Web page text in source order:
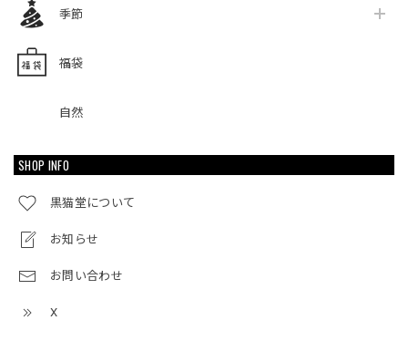
季節
福袋
自然
SHOP INFO
黒猫堂について
お知らせ
お問い合わせ
X